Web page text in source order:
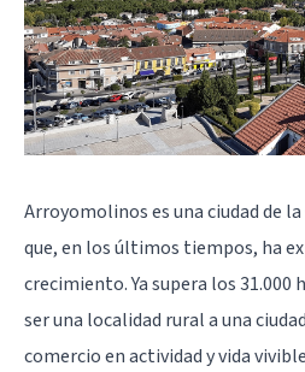
Arroyomolinos es una ciudad de
que, en los últimos tiempos, ha
crecimiento. Ya supera los 31.000
ser una localidad rural a una
comercio en actividad y vida